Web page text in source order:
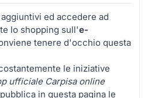
aggiuntivi ed accedere ad
lo shopping sull'e-
tenere d'occhio questa
le iniziative
ufficiale Carpisa online
in questa pagina le